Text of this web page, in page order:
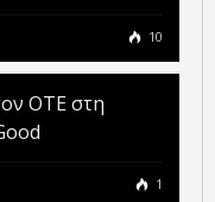
10
ΟΤΕ στη
1